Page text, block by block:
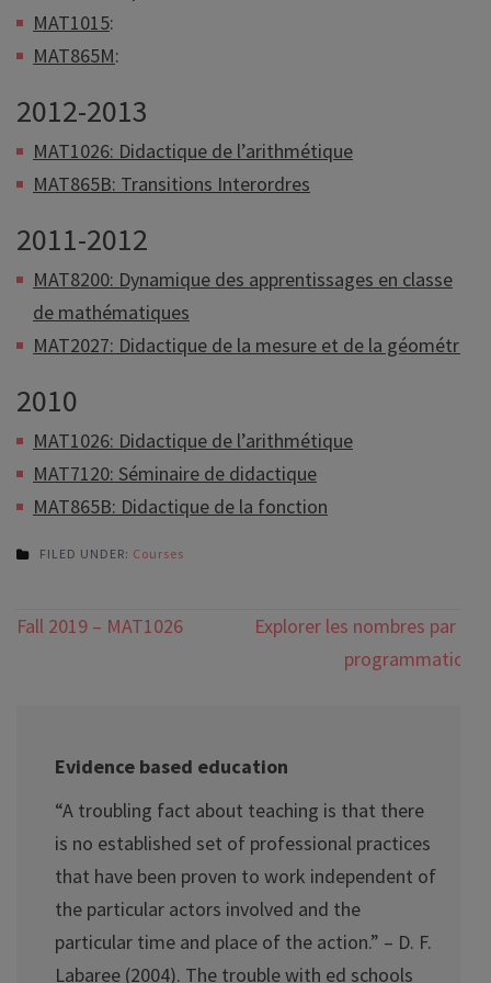
MAT1015:
MAT865M:
2012-2013
MAT1026: Didactique de l’arithmétique
MAT865B: Transitions Interordres
2011-2012
MAT8200: Dynamique des apprentissages en classe
de mathématiques
MAT2027: Didactique de la mesure et de la géométrie
2010
MAT1026: Didactique de l’arithmétique
MAT7120: Séminaire de didactique
MAT865B: Didactique de la fonction
FILED UNDER: Courses
Post
Fall 2019 – MAT1026
Explorer les nombres par la
programmation
Evidence based education
“A troubling fact about teaching is that there
is no established set of professional practices
that have been proven to work independent of
the particular actors involved and the
particular time and place of the action.” – D. F.
Labaree (2004). The trouble with ed schools